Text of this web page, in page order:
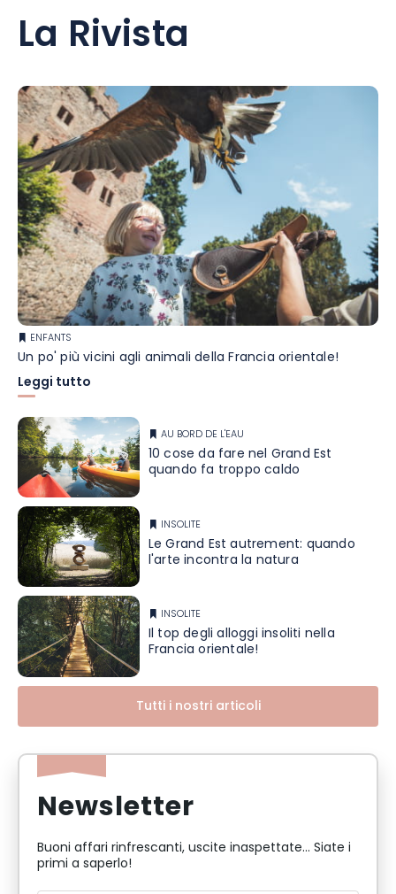
La Rivista
ENFANTS
Un po' più vicini agli animali della Francia orientale!
Leggi tutto
AU BORD DE L'EAU
10 cose da fare nel Grand Est
quando fa troppo caldo
INSOLITE
Le Grand Est autrement: quando
l'arte incontra la natura
INSOLITE
Il top degli alloggi insoliti nella
Francia orientale!
Tutti i nostri articoli
Newsletter
Buoni affari rinfrescanti, uscite inaspettate... Siate i
primi a saperlo!